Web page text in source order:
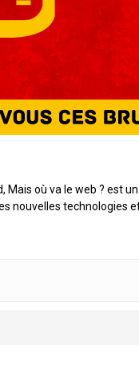
Mais où va le web ? est
nouvelles technologies